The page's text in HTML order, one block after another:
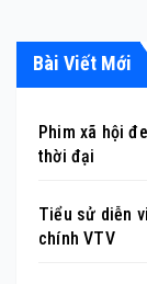
Bài Viết Mới
Phim xã hội
thời đại
Tiểu sử diễn
chính VTV